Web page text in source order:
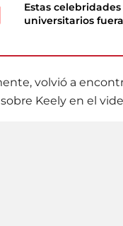
Estas
universitarios
volvió a
Keely en el